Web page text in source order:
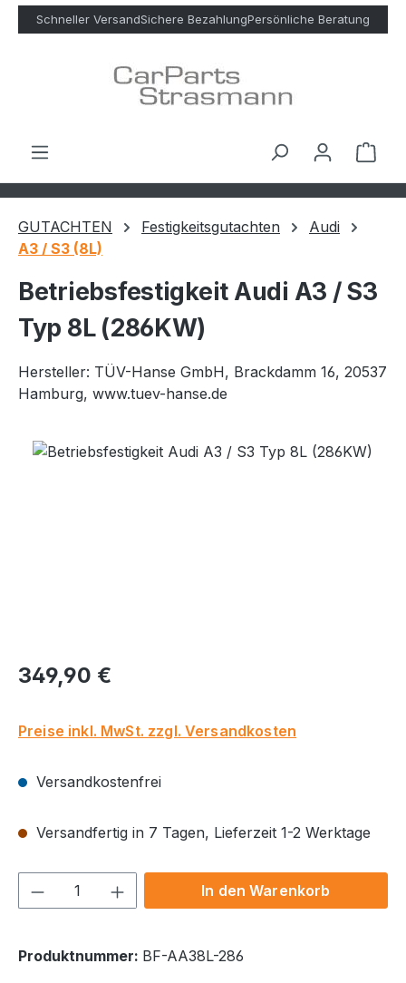
Zum Hauptinhalt springen
Schneller VersandSichere BezahlungPersönliche Beratung
GUTACHTEN Festigkeitsgutachten
Audi
A3 / S3 (8L)
Betriebsfestigkeit Audi A3 / S3
Typ 8L (286KW)
Hersteller: TÜV-Hanse GmbH, Brackdamm 16, 20537
Hamburg, www.tuev-hanse.de
Bildergalerie überspringen
Regulärer Preis:
349,90 €
Preise inkl. MwSt. zzgl. Versandkosten
Versandkostenfrei
Versandfertig in 7 Tagen, Lieferzeit 1-2 Werktage
Produkt Anzahl: Gib denIn den Warenkorb
Produktnummer: BF-AA38L-286